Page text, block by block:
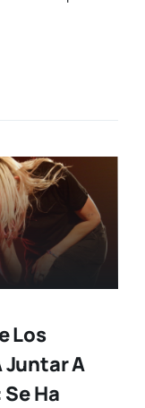
Los
Juntar A
Ha